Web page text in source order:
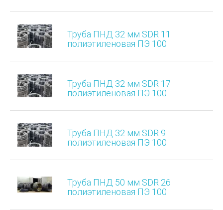
Труба ПНД 32 мм SDR 11
полиэтиленовая ПЭ 100
Труба ПНД 32 мм SDR 17
полиэтиленовая ПЭ 100
Труба ПНД 32 мм SDR 9
полиэтиленовая ПЭ 100
Труба ПНД 50 мм SDR 26
полиэтиленовая ПЭ 100